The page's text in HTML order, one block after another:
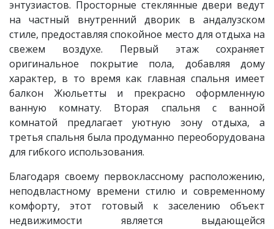
энтузиастов. Просторные стеклянные двери ведут
на частный внутренний дворик в андалузском
стиле, предоставляя спокойное место для отдыха на
свежем воздухе. Первый этаж сохраняет
оригинальное покрытие пола, добавляя дому
характер, в то время как главная спальня имеет
балкон Жюльетты и прекрасно оформленную
ванную комнату. Вторая спальня с ванной
комнатой предлагает уютную зону отдыха, а
третья спальня была продуманно переоборудована
для гибкого использования.
Благодаря своему первоклассному расположению,
неподвластному времени стилю и современному
комфорту, этот готовый к заселению объект
недвижимости является выдающейся